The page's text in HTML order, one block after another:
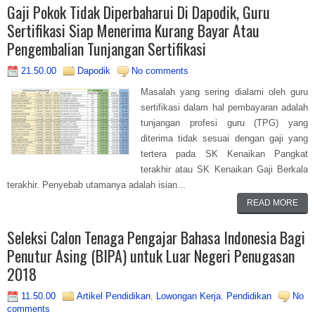
Gaji Pokok Tidak Diperbaharui Di Dapodik, Guru
Sertifikasi Siap Menerima Kurang Bayar Atau
Pengembalian Tunjangan Sertifikasi
21.50.00 Dapodik
No comments
Masalah yang sering dialami oleh guru
sertifikasi dalam hal pembayaran adalah
tunjangan profesi guru (TPG) yang
diterima tidak sesuai dengan gaji yang
tertera pada SK Kenaikan Pangkat
terakhir atau SK Kenaikan Gaji Berkala
terakhir. Penyebab utamanya adalah isian...
READ MORE
Seleksi Calon Tenaga Pengajar Bahasa Indonesia Bagi
Penutur Asing (BIPA) untuk Luar Negeri Penugasan
2018
11.50.00 Artikel Pendidikan, Lowongan Kerja, Pendidikan
No
comments